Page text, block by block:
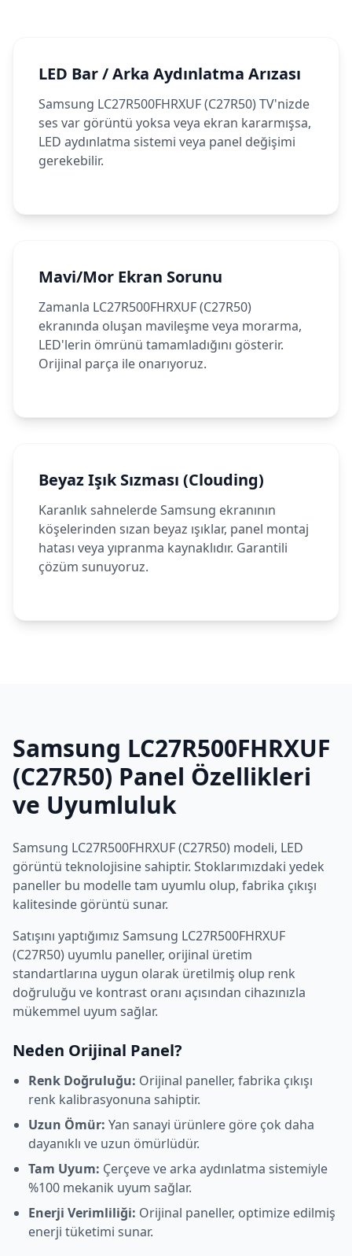
LED Bar / Arka Aydınlatma Arızası
Samsung LC27R500FHRXUF (C27R50) TV'nizde
ses var görüntü yoksa veya ekran kararmışsa,
LED aydınlatma sistemi veya panel değişimi
gerekebilir.
Mavi/Mor Ekran Sorunu
Zamanla LC27R500FHRXUF (C27R50)
ekranında oluşan mavileşme veya morarma,
LED'lerin ömrünü tamamladığını gösterir.
Orijinal parça ile onarıyoruz.
Beyaz Işık Sızması (Clouding)
Karanlık sahnelerde Samsung ekranının
köşelerinden sızan beyaz ışıklar, panel montaj
hatası veya yıpranma kaynaklıdır. Garantili
çözüm sunuyoruz.
Samsung LC27R500FHRXUF
(C27R50) Panel Özellikleri
ve Uyumluluk
Samsung LC27R500FHRXUF (C27R50) modeli, LED
görüntü teknolojisine sahiptir. Stoklarımızdaki yedek
paneller bu modelle tam uyumlu olup, fabrika çıkışı
kalitesinde görüntü sunar.
Satışını yaptığımız Samsung LC27R500FHRXUF
(C27R50) uyumlu paneller, orijinal üretim
standartlarına uygun olarak üretilmiş olup renk
doğruluğu ve kontrast oranı açısından cihazınızla
mükemmel uyum sağlar.
Neden Orijinal Panel?
Renk Doğruluğu: Orijinal paneller, fabrika çıkışı
renk kalibrasyonuna sahiptir.
Uzun Ömür: Yan sanayi ürünlere göre çok daha
dayanıklı ve uzun ömürlüdür.
Tam Uyum: Çerçeve ve arka aydınlatma sistemiyle
%100 mekanik uyum sağlar.
Enerji Verimliliği: Orijinal paneller, optimize edilmiş
enerji tüketimi sunar.